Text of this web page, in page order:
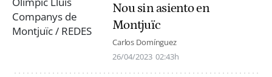
Nou sin asiento en
Montjuïc
Carlos Domínguez
26/04/2023 02:43h